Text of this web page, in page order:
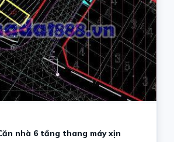
nhà 6 tầng thang máy xịn